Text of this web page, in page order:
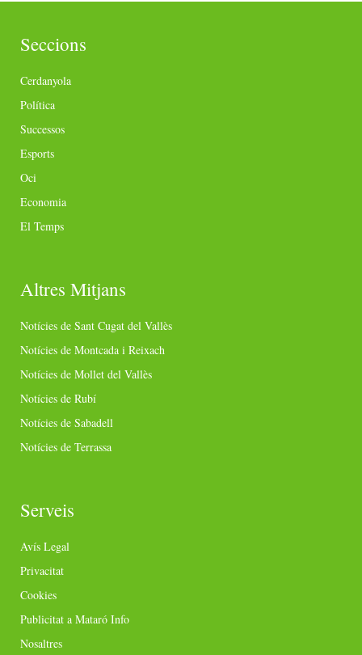
Seccions
Cerdanyola
Política
Successos
Esports
Oci
Economia
El Temps
Altres Mitjans
Notícies de Sant Cugat del Vallès
Notícies de Montcada i Reixach
Notícies de Mollet del Vallès
Notícies de Rubí
Notícies de Sabadell
Notícies de Terrassa
Serveis
Avís Legal
Privacitat
Cookies
Publicitat a Mataró Info
Nosaltres